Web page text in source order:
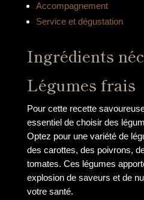
Accompagnement
Service et dégustation
Ingrédients
Légumes frais
Pour cette recette
essentiel de choisir des
Optez pour une variété de
des carottes, des poivrons,
tomates. Ces légumes
explosion de saveurs et de
votre santé.